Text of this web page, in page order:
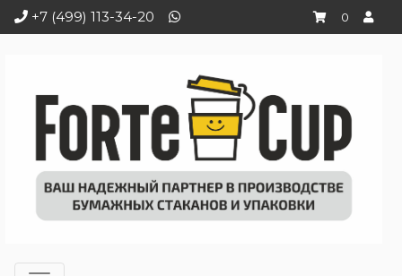
+7 (499) 113-34-20 0